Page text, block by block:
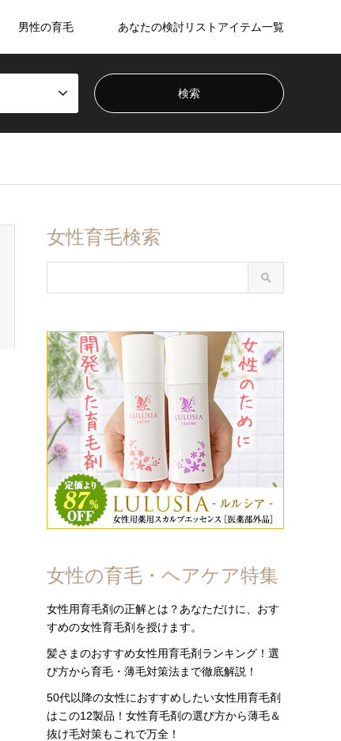
男性の育毛 あなたの検討リストアイテム一覧
女性育毛検索
女性の育毛・ヘアケア特集
女性用育毛剤の正解とは？あなただけに、おす
すめの女性育毛剤を授けます。
髪さまのおすすめ女性用育毛剤ランキング！選
び方から育毛・薄毛対策法まで徹底解説！
50代以降の女性におすすめしたい女性用育毛剤
はこの12製品！女性育毛剤の選び方から薄毛＆
抜け毛対策もこれで万全！